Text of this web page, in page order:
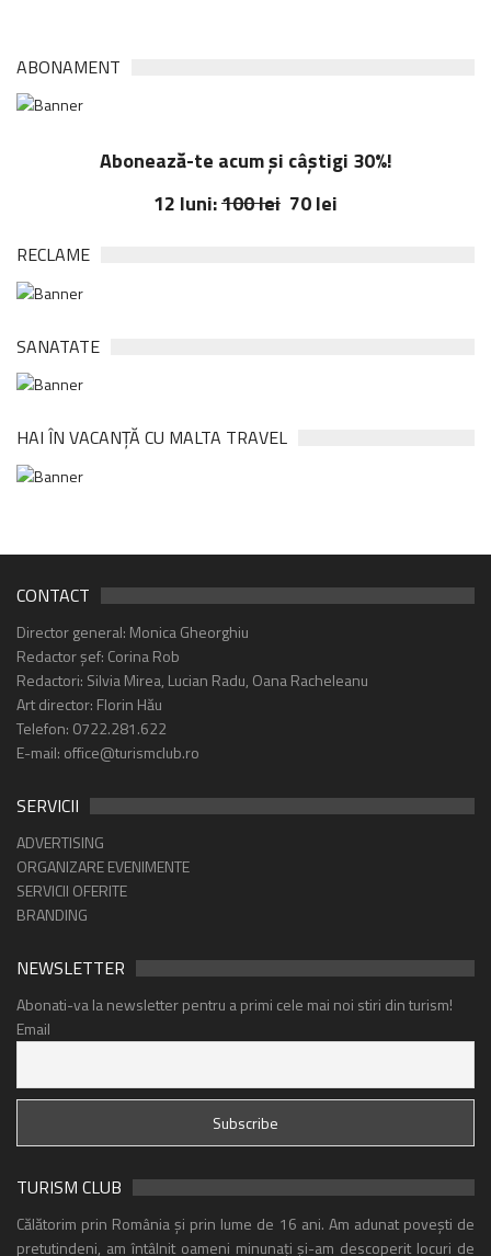
ABONAMENT
Abonează-te acum și câștigi 30%!
12 luni:100 lei 70 lei
RECLAME
SANATATE
HAI ÎN VACANȚĂ CU MALTA TRAVEL
CONTACT
Director general: Monica Gheorghiu
Redactor șef: Corina Rob
Redactori: Silvia Mirea, Lucian Radu, Oana Racheleanu
Art director: Florin Hău
Telefon: 0722.281.622
E-mail: office@turismclub.ro
SERVICII
ADVERTISING
ORGANIZARE EVENIMENTE
SERVICII OFERITE
BRANDING
NEWSLETTER
Abonati-va la newsletter pentru a primi cele mai noi stiri din turism!
Email
TURISM CLUB
Călătorim prin România și prin lume de 16 ani. Am adunat povești de
pretutindeni, am întâlnit oameni minunați și-am descoperit locuri de